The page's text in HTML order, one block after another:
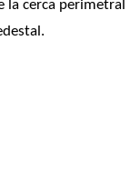
la cerca perimetral